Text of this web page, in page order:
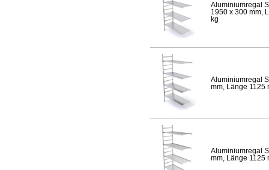
Aluminiumregal
1950 x 300 mm,
kg
Aluminiumregal
mm, Länge 1125
Aluminiumregal
mm, Länge 1125